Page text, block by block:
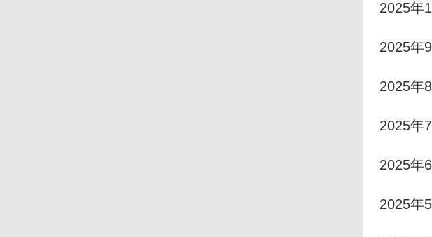
2025年
2025年
2025年
2025年
2025年
2025年